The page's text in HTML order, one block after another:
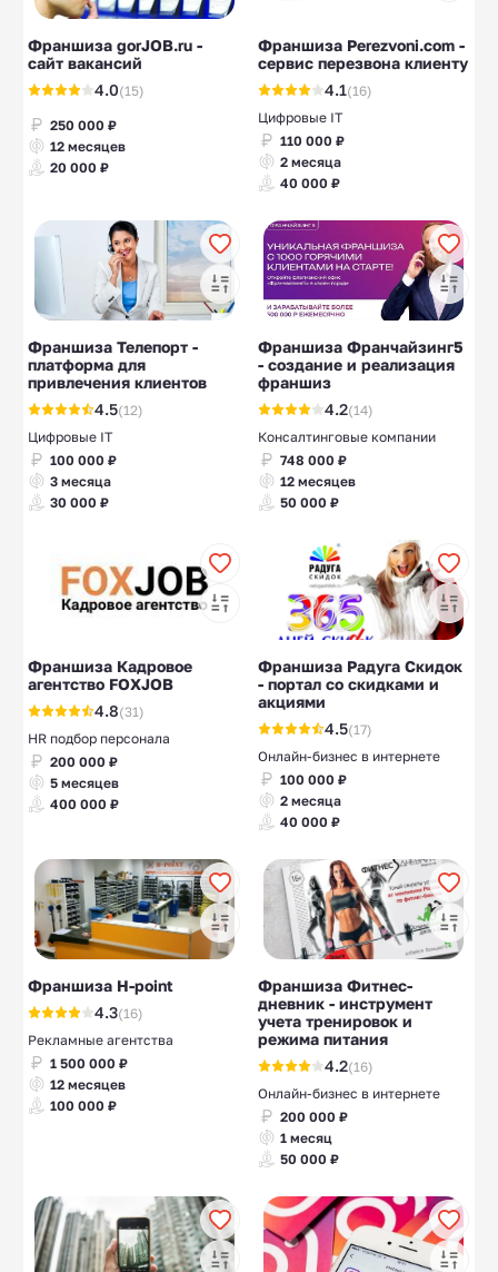
Франшиза gorJOB.ru -
сайт вакансий
4.0(15)
250 000 ₽
12 месяцев
20 000 ₽
Франшиза Perezvoni.com -
сервис перезвона клиенту
4.1(16)
Цифровые IT
110 000 ₽
2 месяца
40 000 ₽
Франшиза Телепорт -
платформа для
привлечения клиентов
4.5(12)
Цифровые IT
100 000 ₽
3 месяца
30 000 ₽
Франшиза Франчайзинг5
- создание и реализация
франшиз
4.2(14)
Консалтинговые компании
748 000 ₽
12 месяцев
50 000 ₽
Франшиза Кадровое
агентство FOXJOB
4.8(31)
HR подбор персонала
200 000 ₽
5 месяцев
400 000 ₽
Франшиза Радуга Скидок
- портал со скидками и
акциями
4.5(17)
Онлайн-бизнес в интернете
100 000 ₽
2 месяца
40 000 ₽
Франшиза H-point
4.3(16)
Рекламные агентства
1 500 000 ₽
12 месяцев
100 000 ₽
Франшиза Фитнес-
дневник - инструмент
учета тренировок и
режима питания
4.2(16)
Онлайн-бизнес в интернете
200 000 ₽
1 месяц
50 000 ₽